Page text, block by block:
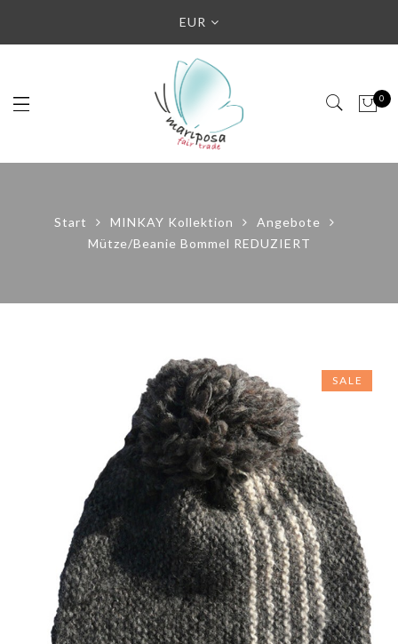
EUR
0
Start MINKAY Kollektion
Angebote
Mütze/Beanie Bommel REDUZIERT
SALE